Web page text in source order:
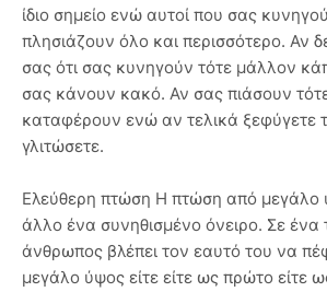
ίδιο σημείο ενώ αυτοί που σας
πλησιάζουν όλο και περισσότερο. Αν
σας ότι σας κυνηγούν τότε μάλλον
σας κάνουν κακό. Αν σας πιάσουν
καταφέρουν ενώ αν τελικά ξεφύγετε
γλιτώσετε.
Ελεύθερη πτώση Η πτώση από μεγάλο
άλλο ένα συνηθισμένο όνειρο. Σε ένα
άνθρωπος βλέπει τον εαυτό του να
μεγάλο ύψος είτε είτε ως πρώτο είτε